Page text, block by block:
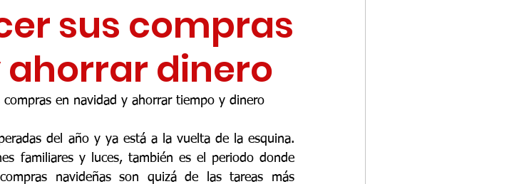
sus compras
dinero
en navidad y ahorrar tiempo y dinero
del año y ya está a la vuelta de la esquina.
familiares y luces, también es el periodo donde
navideñas son quizá de las tareas más